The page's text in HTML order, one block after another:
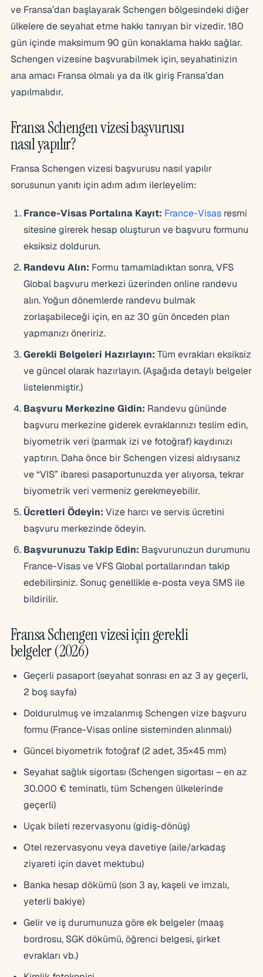
ve Fransa’dan başlayarak Schengen bölgesindeki diğer
ülkelere de seyahat etme hakkı tanıyan bir vizedir. 180
gün içinde maksimum 90 gün konaklama hakkı sağlar.
Schengen vizesine başvurabilmek için, seyahatinizin
ana amacı Fransa olmalı ya da ilk giriş Fransa’dan
yapılmalıdır.
Fransa Schengen vizesi başvurusu
nasıl yapılır?
Fransa Schengen vizesi başvurusu nasıl yapılır
sorusunun yanıtı için adım adım ilerleyelim:
France-Visas Portalına Kayıt: France-Visas resmi
sitesine girerek hesap oluşturun ve başvuru formunu
eksiksiz doldurun.
Randevu Alın: Formu tamamladıktan sonra, VFS
Global başvuru merkezi üzerinden online randevu
alın. Yoğun dönemlerde randevu bulmak
zorlaşabileceği için, en az 30 gün önceden plan
yapmanızı öneririz.
Gerekli Belgeleri Hazırlayın: Tüm evrakları eksiksiz
ve güncel olarak hazırlayın. (Aşağıda detaylı belgeler
listelenmiştir.)
Başvuru Merkezine Gidin: Randevu gününde
başvuru merkezine giderek evraklarınızı teslim edin,
biyometrik veri (parmak izi ve fotoğraf) kaydınızı
yaptırın. Daha önce bir Schengen vizesi aldıysanız
ve “VIS” ibaresi pasaportunuzda yer alıyorsa, tekrar
biyometrik veri vermeniz gerekmeyebilir.
Ücretleri Ödeyin: Vize harcı ve servis ücretini
başvuru merkezinde ödeyin.
Başvurunuzu Takip Edin: Başvurunuzun durumunu
France-Visas ve VFS Global portallarından takip
edebilirsiniz. Sonuç genellikle e-posta veya SMS ile
bildirilir.
Fransa Schengen vizesi için gerekli
belgeler (2026)
Geçerli pasaport (seyahat sonrası en az 3 ay geçerli,
2 boş sayfa)
Doldurulmuş ve imzalanmış Schengen vize başvuru
formu (France-Visas online sisteminden alınmalı)
Güncel biyometrik fotoğraf (2 adet, 35×45 mm)
Seyahat sağlık sigortası (Schengen sigortası – en az
30.000 € teminatlı, tüm Schengen ülkelerinde
geçerli)
Uçak bileti rezervasyonu (gidiş-dönüş)
Otel rezervasyonu veya davetiye (aile/arkadaş
ziyareti için davet mektubu)
Banka hesap dökümü (son 3 ay, kaşeli ve imzalı,
yeterli bakiye)
Gelir ve iş durumunuza göre ek belgeler (maaş
bordrosu, SGK dökümü, öğrenci belgesi, şirket
evrakları vb.)